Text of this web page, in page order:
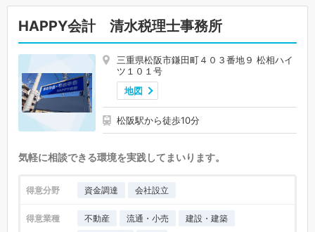
HAPPY会計 清水税理士事務所
三重県松阪市鎌田町４０３番地９ 松相ハイ
ツ１０１号
地図
松阪駅から徒歩10分
気軽に相談できる環境を実践してまいります。
得意分野 資金調達 会社設立
得意業種 不動産 流通・小売
建設・建築